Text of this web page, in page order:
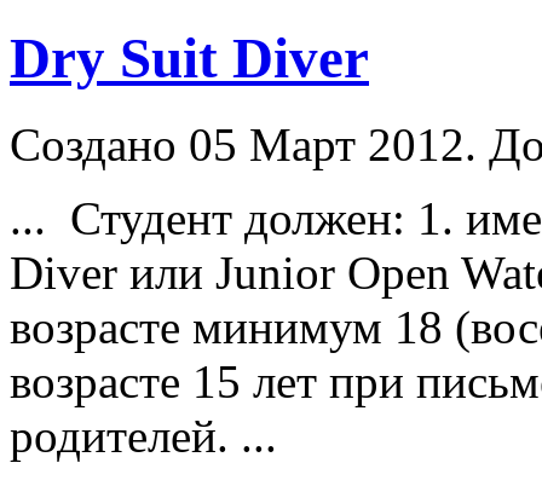
Dry Suit Diver
Создано 05 Март 2012.
... Студент должен: 1.
Diver или Junior Open
возрасте минимум 18
возрасте 15 лет при
родителей. ...